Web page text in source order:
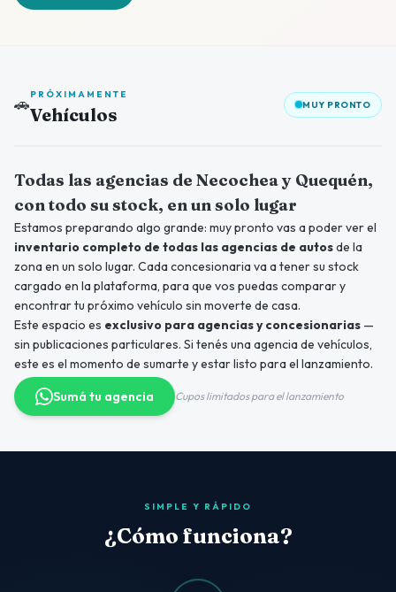
🚗PRÓXIMAMENTE
Vehículos MUY PRONTO
Próximamente
Todas las agencias de Necochea y Quequén,
con todo su stock, en un solo lugar
Estamos preparando algo grande: muy pronto vas a poder ver el
inventario completo de todas las agencias de autosde la
zona en un solo lugar. Cada concesionaria va a tener su stock
cargado en la plataforma, para que vos puedas comparar y
encontrar tu próximo vehículo sin moverte de casa.
Este espacio es exclusivo para agencias y concesionarias —
sin publicaciones particulares. Si tenés una agencia de vehículos,
este es el momento de sumarte y estar listo para el lanzamiento.
Sumá tu agencia Cupos limitados para el lanzamiento
SIMPLE Y RÁPIDO
¿Cómo funciona?